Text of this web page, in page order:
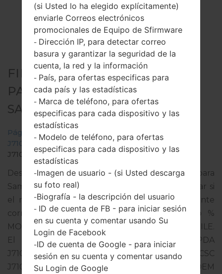
FIRMWARE OFICIAL #16977
PARA SM-J710MN -
SAMSUNGGALAXY J7 2016
Página principal → Galaxy J7 2016 →
SamsungSM-
J710MN
→ SM-
J710MN_1_20180613045701_mbu5ohctrq.zip
Descargue la última actualización de firmware para
Samsung Galaxy J7 2016, pero no olvide verificar si
el número de modelo de su teléfono inteligente
corresponde al número de modelo indicado %
MODEL%. El código del firmware es CHO de CHILE.
El producto viene con la versión PDA
J710MNUBU4BRC2 y la versión CSC
J710MNUUB4BRC3,Versión de MODEM
(si Usted lo ha elegido explícitamente)
enviarle Correos electrónicos
promocionales de Equipo de Sfirmware
- Dirección IP, para detectar correo
basura y garantizar la seguridad de la
cuenta, la red y la información
- País, para ofertas especificas para
cada país y las estadísticas
- Marca de teléfono, para ofertas
especificas para cada dispositivo y las
estadísticas
- Modelo de teléfono, para ofertas
especificas para cada dispositivo y las
estadísticas
-Imagen de usuario - (si Usted descarga
su foto real)
-Biografía - la descripción del usuario
- ID de cuenta de FB - para iniciar sesión
en su cuenta y comentar usando Su
Login de Facebook
-ID de cuenta de Google - para iniciar
sesión en su cuenta y comentar usando
Su Login de Google